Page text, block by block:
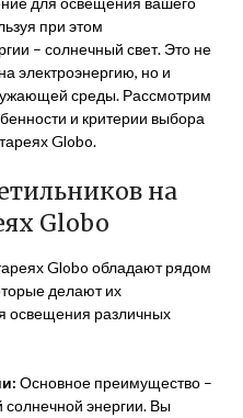
при этом
– солнечный свет. Это не
электроэнергию, но и
среды. Рассмотрим
и критерии выбора
Globo.
на
Globo
Globo обладают рядом
делают их
освещения различных
Основное преимущество –
солнечной энергии. Вы